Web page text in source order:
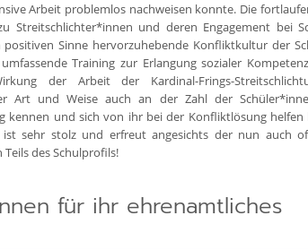
Arbeit problemlos nachweisen konnte. Die
Streitschlichter*innen und deren Engagement bei
positiven Sinne hervorzuhebende Konfliktkultur der
Training zur Erlangung sozialer
der Arbeit der Kardinal-Frings-
Art und Weise auch an der Zahl der
kennen und sich von ihr bei der Konfliktlösung helfen
ist sehr stolz und erfreut angesichts der nun auch
Teils des Schulprofils!
für ihr ehrenamtliches